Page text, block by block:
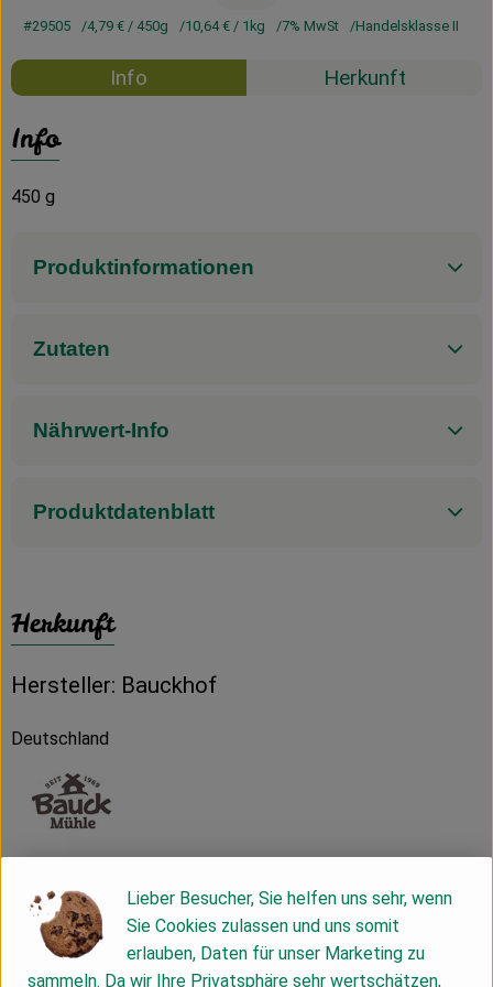
#29505 4,79 € / 450g 10,64 € / 1kg 7% MwSt Handelsklasse II
Info Herkunft
Info
450 g
Produktinformationen
Zutaten
Nährwert-Info
Produktdatenblatt
Herkunft
Hersteller: Bauckhof
Deutschland
D 29571 Rosche
Die Bauck GmbH wurde 1969 gegründet, um Bio- und
Demeter-Erzeugnisse der Region zu vermarkten. Noch heute
Lieber Besucher, Sie helfen uns sehr, wenn
Sie Cookies zulassen und uns somit
erlauben, Daten für unser Marketing zu
sammeln. Da wir Ihre Privatsphäre sehr wertschätzen,